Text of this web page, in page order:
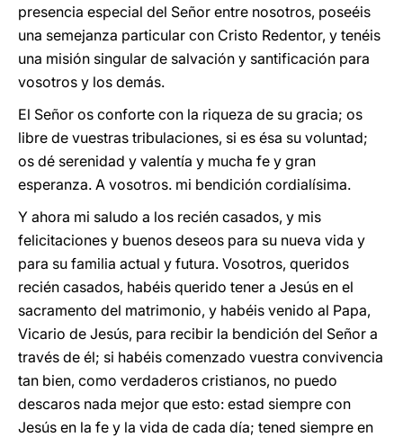
presencia especial del Señor entre nosotros, poseéis
una semejanza particular con Cristo Redentor, y tenéis
una misión singular de salvación y santificación para
vosotros y los demás.
El Señor os conforte con la riqueza de su gracia; os
libre de vuestras tribulaciones, si es ésa su voluntad;
os dé serenidad y valentía y mucha fe y gran
esperanza. A vosotros. mi bendición cordialísima.
Y ahora mi saludo a los recién casados, y mis
felicitaciones y buenos deseos para su nueva vida y
para su familia actual y futura. Vosotros, queridos
recién casados, habéis querido tener a Jesús en el
sacramento del matrimonio, y habéis venido al Papa,
Vicario de Jesús, para recibir la bendición del Señor a
través de él; si habéis comenzado vuestra convivencia
tan bien, como verdaderos cristianos, no puedo
descaros nada mejor que esto: estad siempre con
Jesús en la fe y la vida de cada día; tened siempre en